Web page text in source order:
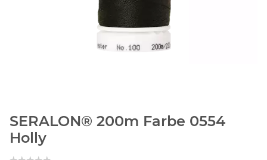
SERALON® 200m Farbe 0554
Holly